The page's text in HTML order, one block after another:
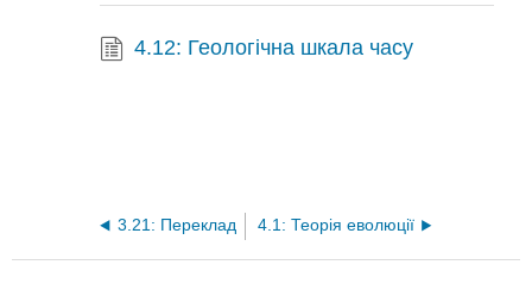
4.12: Геологічна шкала часу
3.21: Переклад 4.1: Теорія еволюції